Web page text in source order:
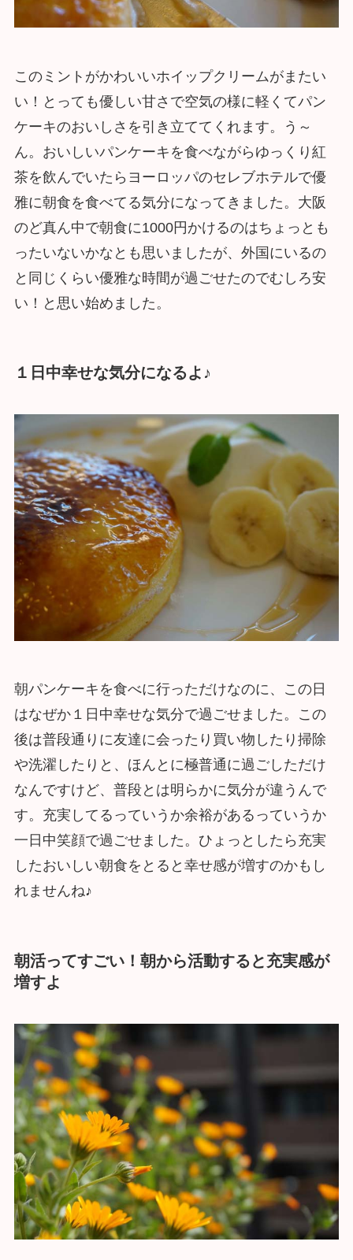
このミントがかわいいホイップクリームがまたい
い！とっても優しい甘さで空気の様に軽くてパン
ケーキのおいしさを引き立ててくれます。う～
ん。おいしいパンケーキを食べながらゆっくり紅
茶を飲んでいたらヨーロッパのセレブホテルで優
雅に朝食を食べてる気分になってきました。大阪
のど真ん中で朝食に1000円かけるのはちょっとも
ったいないかなとも思いましたが、外国にいるの
と同じくらい優雅な時間が過ごせたのでむしろ安
い！と思い始めました。
１日中幸せな気分になるよ♪
朝パンケーキを食べに行っただけなのに、この日
はなぜか１日中幸せな気分で過ごせました。この
後は普段通りに友達に会ったり買い物したり掃除
や洗濯したりと、ほんとに極普通に過ごしただけ
なんですけど、普段とは明らかに気分が違うんで
す。充実してるっていうか余裕があるっていうか
一日中笑顔で過ごせました。ひょっとしたら充実
したおいしい朝食をとると幸せ感が増すのかもし
れませんね♪
朝活ってすごい！朝から活動すると充実感が
増すよ